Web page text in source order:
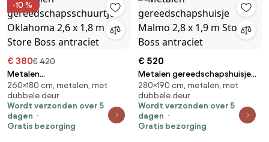
-10 %
€ 380€ 420
Metalen
gereedschapsschuurtje
Oklahoma 2,6 x 1,8 m Store
Boss antraciet
260×180 cm, metalen, met
dubbele deur
Wordt verzonden over 5
dagen
Gratis bezorging
€ 520
Metalen gereedschapshuisje
Malmo 2,8 x 1,9 m Store Boss
antraciet
280×190 cm, metalen, met
dubbele deur
Wordt verzonden over 5
dagen
Gratis bezorging